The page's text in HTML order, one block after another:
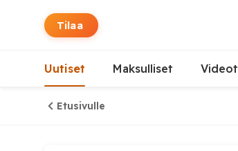
Tilaa
Uutiset Maksulliset Videot
Etusivulle